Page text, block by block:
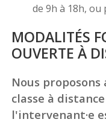
de 9h à 18h, ou
MODALITÉS
OUVERTE À
Nous
classe à
l'intervenant·e